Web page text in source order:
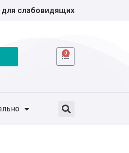
для слабовидящих
0